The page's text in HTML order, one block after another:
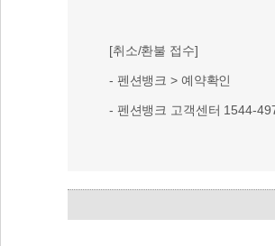
[취소/환불 접수]
- 펜션뱅크 > 예약확인
- 펜션뱅크 고객센터 1544-